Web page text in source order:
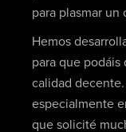
para plasmar un
Hemos
para que podáis
calidad
especialmente
que solicité